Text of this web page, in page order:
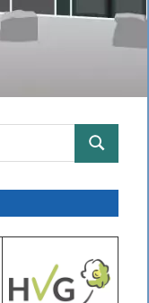
SUCHEN